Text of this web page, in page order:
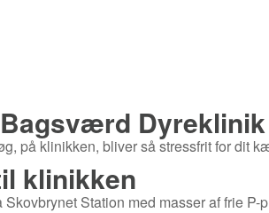
Bagsværd Dyreklinik
på klinikken, bliver så stressfrit for dit
klinikken
Station med masser af frie